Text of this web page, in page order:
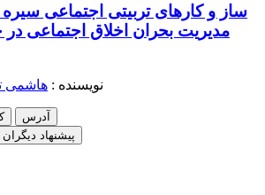
ساز و کارهای تربیتی اجتماعی
مدیریت بحران اخلاق اجتماعی در
نویسنده : هاشمی
آدرس
پیشنهاد دیگران